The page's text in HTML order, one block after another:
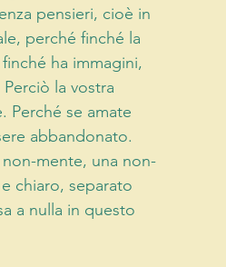
pensieri, cioè in
perché finché la
ha immagini,
la vostra
Perché se amate
abbandonato.
mente, una non-
chiaro, separato
a nulla in questo